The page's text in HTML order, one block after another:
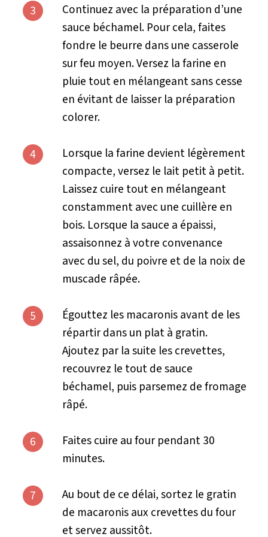
3
Continuez avec la préparation d’une
sauce béchamel. Pour cela, faites
fondre le beurre dans une casserole
sur feu moyen. Versez la farine en
pluie tout en mélangeant sans cesse
en évitant de laisser la préparation
colorer.
4
Lorsque la farine devient légèrement
compacte, versez le lait petit à petit.
Laissez cuire tout en mélangeant
constamment avec une cuillère en
bois. Lorsque la sauce a épaissi,
assaisonnez à votre convenance
avec du sel, du poivre et de la noix de
muscade râpée.
5
Égouttez les macaronis avant de les
répartir dans un plat à gratin.
Ajoutez par la suite les crevettes,
recouvrez le tout de sauce
béchamel, puis parsemez de fromage
râpé.
6
Faites cuire au four pendant 30
minutes.
7
Au bout de ce délai, sortez le gratin
de macaronis aux crevettes du four
et servez aussitôt.